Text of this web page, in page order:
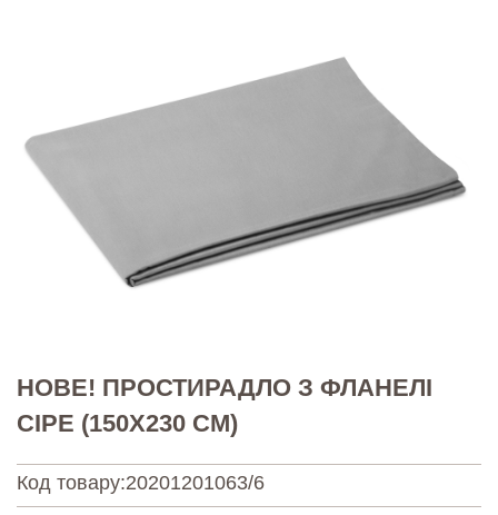
НОВЕ! ПРОСТИРАДЛО З ФЛАНЕЛІ
СІРЕ (150Х230 СМ)
Код товару:20201201063/6